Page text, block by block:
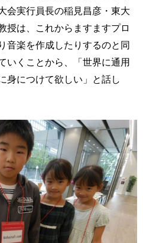
会実行員長の稲見昌彦・東大
授は、これからますますプロ
音楽を作成したりするのと同
いくことから、「世界に通用
身につけて欲しい」と話し